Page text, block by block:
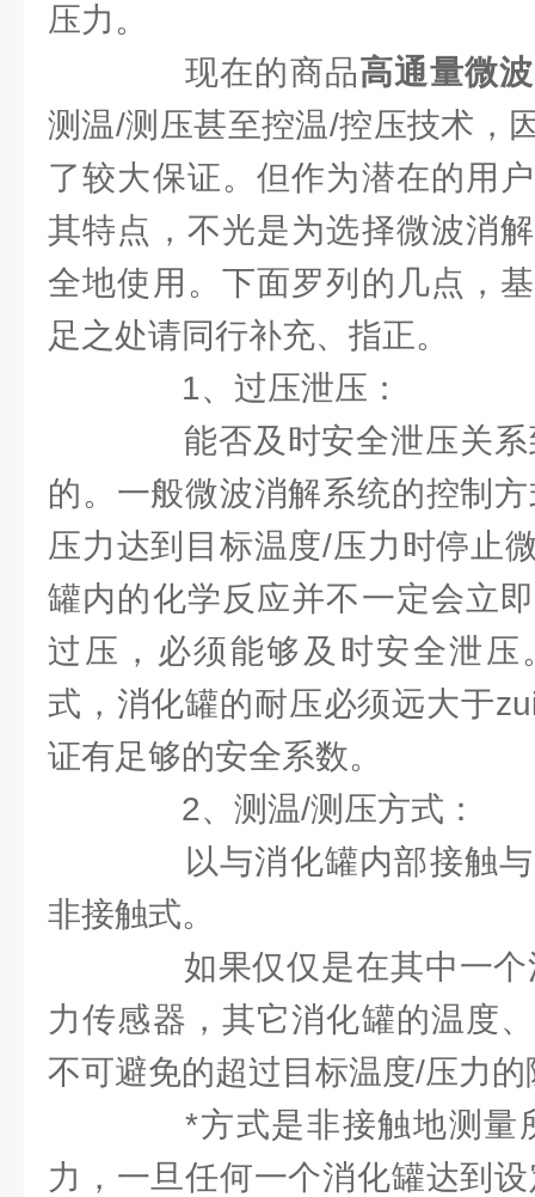
压力。
现在的商品高通量微
测温/测压甚至控温/控压技术，
了较大保证。但作为潜在的用
其特点，不光是为选择微波消
全地使用。下面罗列的几点，
足之处请同行补充、指正。
1、过压泄压：
能否及时安全泄压关系
的。一般微波消解系统的控制
压力达到目标温度/压力时停止
罐内的化学反应并不一定会立
过压，必须能够及时安全泄压
式，消化罐的耐压必须远大于
证有足够的安全系数。
2、测温/测压方式：
以与消化罐内部接触与
非接触式。
如果仅仅是在其中一个
力传感器，其它消化罐的温度
不可避免的超过目标温度/压力的
*方式是非接触地测量
力，一旦任何一个消化罐达到